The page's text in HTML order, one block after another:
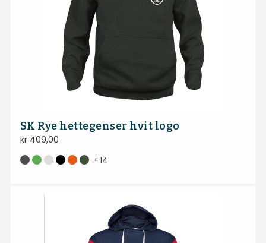
SK Rye hettegenser hvit logo
kr409,00
+14